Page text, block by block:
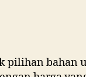
pilihan bahan